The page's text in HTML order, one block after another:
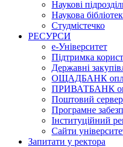
Наукові
Наукова
Студмістечко
РЕСУРСИ
е-Університет
Підтримка
Державні
ОЩАДБАНК
ПРИВАТБАНК
Поштовий сервер
Програмне
Інституційний
Сайти
Запитати у ректора